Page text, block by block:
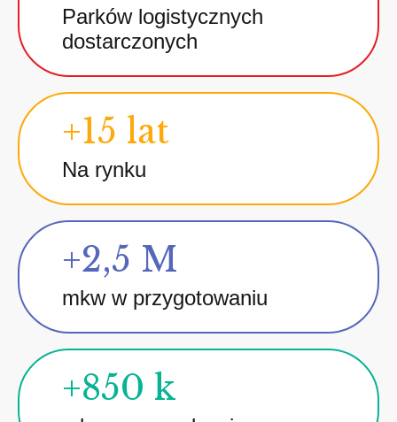
Parków logistycznych
dostarczonych
+15 lat
Na rynku
+2,5 M
mkw w przygotowaniu
+850 k